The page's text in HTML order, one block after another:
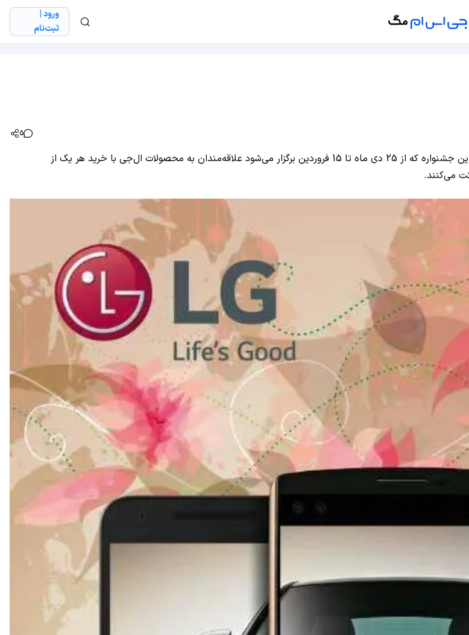
ورود |
ثبت‌نام
5
شرکت ال‌جی الکترونیکس امسال «جشنواره نوروزی موبایل ال‌جی» را برگزار می‌کند. در این جشنواره که از 25 دی ماه تا 15 فروردین برگزار می‌شود علاقه‌مندان به محصولات ال‌جی با خرید هر یک از